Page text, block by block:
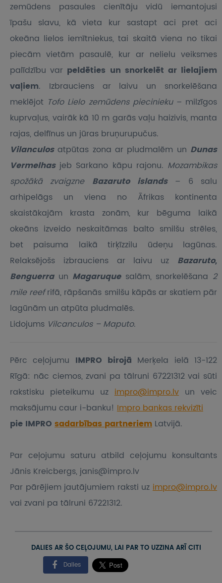
zemūdens pasaules cienītāju vidū iemantojusi
īpašu slavu, kā vieta kur sastapt aci pret aci
okeāna lielos iemītniekus, tai skaitā viena no tikai
piecām vietām pasaulē, kur ar nelielu veiksmes
palīdzību var peldēties un snorkelēt ar lielajiem
vaļiem. Izbrauciens ar laivu un snorkelēšana
meklējot Tofo Lielo zemūdens piecinieku– milzīgos
kuprvaļus, vairāk kā 10 m garās vaļu haizivis, manta
rajas, delfīnus un jūras bruņurupučus.
Vilanculosatpūtas zona ar pludmalēm un Dunas
Vermelhasjeb Sarkano kāpu rajonu. Mozambikas
spožākā zvaigzne
Bazaruto islands
– 6 salu
arhipelāgs un viena no Āfrikas kontinenta
skaistākajām krasta zonām, kur bēguma laikā
okeāns izveido neskaitāmas balto smilšu strēles,
bet paisuma laikā tirķīzzilu ūdeņu lagūnas.
Relaksējošs izbrauciens ar laivu uz Bazaruto,
Benguerraun Magaruquesalām, snorkelēšana 2
mile reefrifā, rāpšanās smilšu kāpās ar skatiem pār
lagūnām un atpūta pludmalēs.
Lidojums Vilcanculos – Maputo.
Pērc ceļojumu IMPRO birojā Merķela ielā 13-122
Rīgā: nāc ciemos, zvani pa tālruni 67221312 vai sūti
rakstisku pieteikumu uz impro@impro.lv un veic
maksājumu caur i-banku! Impro bankas rekvizīti
pie IMPRO sadarbības partneriem Latvijā.
Par ceļojumu saturu atbild ceļojumu konsultants
Jānis Kreicbergs, janis@impro.lv
Par pārējiem jautājumiem raksti uz impro@impro.lv
vai zvani pa tālruni 67221312.
DALIES AR ŠO CEĻOJUMU, LAI PAR TO UZZINA ARĪ CITI
Dalies